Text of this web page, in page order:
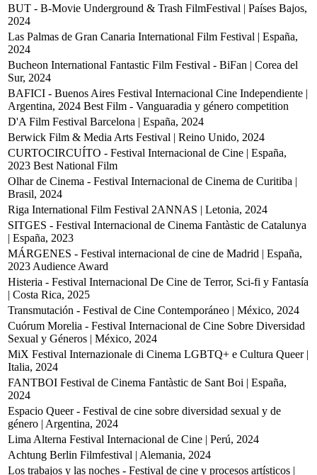
BUT - B-Movie Underground & Trash FilmFestival | Países Bajos,
2024
Las Palmas de Gran Canaria International Film Festival | España,
2024
Bucheon International Fantastic Film Festival - BiFan | Corea del
Sur, 2024
BAFICI - Buenos Aires Festival Internacional Cine Independiente |
Argentina, 2024 Best Film - Vanguaradia y género competition
D'A Film Festival Barcelona | España, 2024
Berwick Film & Media Arts Festival | Reino Unido, 2024
CURTOCIRCUÍTO - Festival Internacional de Cine | España,
2023 Best National Film
Olhar de Cinema - Festival Internacional de Cinema de Curitiba |
Brasil, 2024
Riga International Film Festival 2ANNAS | Letonia, 2024
SITGES - Festival Internacional de Cinema Fantàstic de Catalunya
| España, 2023
MÁRGENES - Festival internacional de cine de Madrid | España,
2023 Audience Award
Histeria - Festival Internacional De Cine de Terror, Sci-fi y Fantasía
| Costa Rica, 2025
Transmutación - Festival de Cine Contemporáneo | México, 2024
Cuórum Morelia - Festival Internacional de Cine Sobre Diversidad
Sexual y Géneros | México, 2024
MiX Festival Internazionale di Cinema LGBTQ+ e Cultura Queer |
Italia, 2024
FANTBOI Festival de Cinema Fantàstic de Sant Boi | España,
2024
Espacio Queer - Festival de cine sobre diversidad sexual y de
género | Argentina, 2024
Lima Alterna Festival Internacional de Cine | Perú, 2024
Achtung Berlin Filmfestival | Alemania, 2024
Los trabajos y las noches - Festival de cine y procesos artísticos |